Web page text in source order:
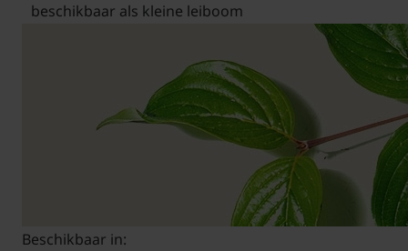
beschikbaar als kleine leiboom
Beschikbaar in: